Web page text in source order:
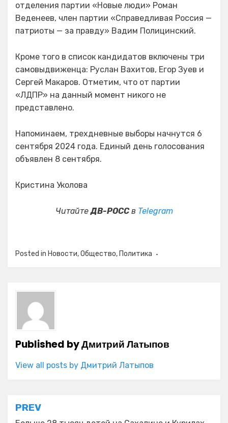
отделения партии «Новые люди» Роман
Веденеев, член партии «Справедливая Россия —
патриоты — за правду» Вадим Полицинский.
Кроме того в список кандидатов включены три
самовыдвиженца: Руслан Вахитов, Егор Зуев и
Сергей Макаров. Отметим, что от партии
«ЛДПР» на данный момент никого не
представлено.
Напоминаем, трехдневные выборы начнутся 6
сентября 2024 года. Единый день голосования
объявлен 8 сентября.
Кристина Уколова
ЧитайтеДВ-РОССв Telegram
Posted in Новости,Общество, Политика
Published byДмитрий Латыпов
View all posts by Дмитрий Латыпов
Навигация
PREV